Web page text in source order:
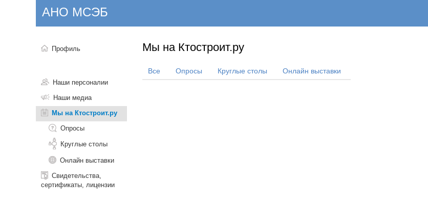
Поиск
НОВОСТИ
АНО МСЭБ
Профиль
Наши персоналии
Наши медиа
Мы на Ктостроит.ру
Опросы
Круглые столы
Онлайн выставки
Свидетельства,
сертификаты, лицензии
Мы на Ктостроит.ру
Все Опросы Круглые столы Онлайн выставки